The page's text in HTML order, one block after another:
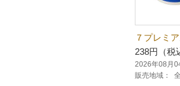
７プレミ
238円（税
2026年08月
販売地域：